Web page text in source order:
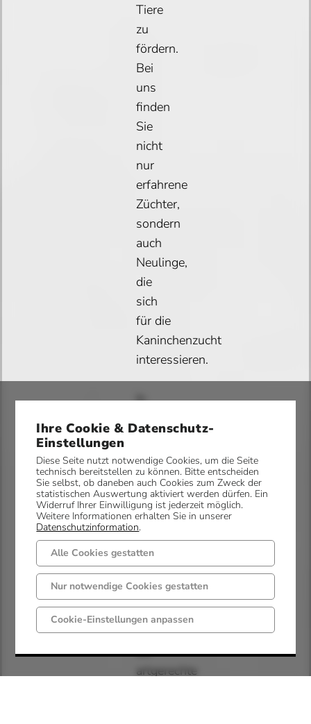
Tiere
zu
fördern.
Bei
uns
finden
Sie
nicht
nur
erfahrene
Züchter,
sondern
auch
Neulinge,
die
sich
für die
Kaninchenzucht
interessieren.
In
Verein
fördern
wir die
Zucht
von
verschiedenen
Kaninchenrassen
und
legen
großen
Wert
auf
artgerechte
Ihre Cookie & Datenschutz-
Einstellungen
Diese Seite nutzt notwendige Cookies, um die Seite
technisch bereitstellen zu können. Bitte entscheiden
Sie selbst, ob daneben auch Cookies zum Zweck der
statistischen Auswertung aktiviert werden dürfen. Ein
Widerruf Ihrer Einwilligung ist jederzeit möglich.
Weitere Informationen erhalten Sie in unserer
Datenschutzinformation.
Alle Cookies gestatten
Nur notwendige Cookies gestatten
Cookie-Einstellungen anpassen